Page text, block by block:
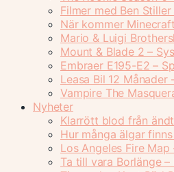
Filmer med Ben
När kommer
Mario & Luigi
Mount & Blade 2 –
Embraer E195-E2 –
Leasa Bil 12
Vampire The
Nyheter
Klarrött blod från
Hur många älgar
Los Angeles Fire
Ta till vara Borlänge